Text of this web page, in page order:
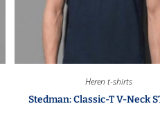
Heren t-shirts
Stedman: Classic-T V-Neck